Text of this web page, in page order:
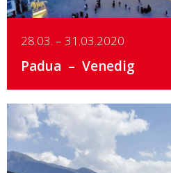
28.03. – 31.03.2020
Padua Venedig